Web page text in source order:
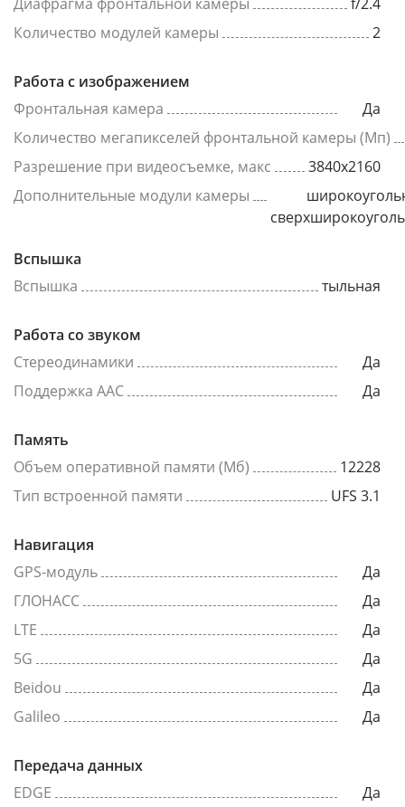
Количество модулей камеры
2
Работа с изображением
Фронтальная камера
Да
Количество мегапикселей фронтальной камеры (Мп)
Разрешение при видеосъемке, макс
3840x2160
Дополнительные модули камеры
Вспышка
Вспышка
тыльная
Работа со звуком
Стереодинамики
Да
Поддержка AAC
Да
Память
Объем оперативной памяти (Мб)
12228
Тип встроенной памяти
UFS 3.1
Навигация
GPS-модуль
Да
ГЛОНАСС
Да
LTE
Да
5G
Да
Beidou
Да
Galileo
Да
Передача данных
EDGE
Да